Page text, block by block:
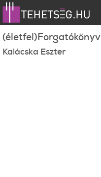
(életfel)Forgatókönyv
Kalácska Eszter